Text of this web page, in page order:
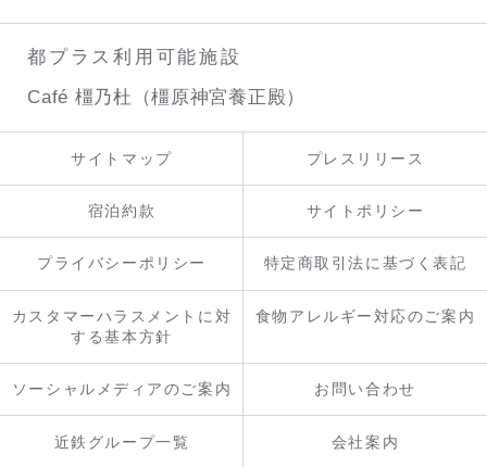
都プラス利用可能施設
Café 橿乃杜（橿原神宮養正殿）
サイトマップ プレスリリース
宿泊約款 サイトポリシー
プライバシーポリシー 特定商取引法に基づく表記
カスタマーハラスメントに対
する基本方針
食物アレルギー対応のご案内
ソーシャルメディアのご案内 お問い合わせ
近鉄グループ一覧 会社案内